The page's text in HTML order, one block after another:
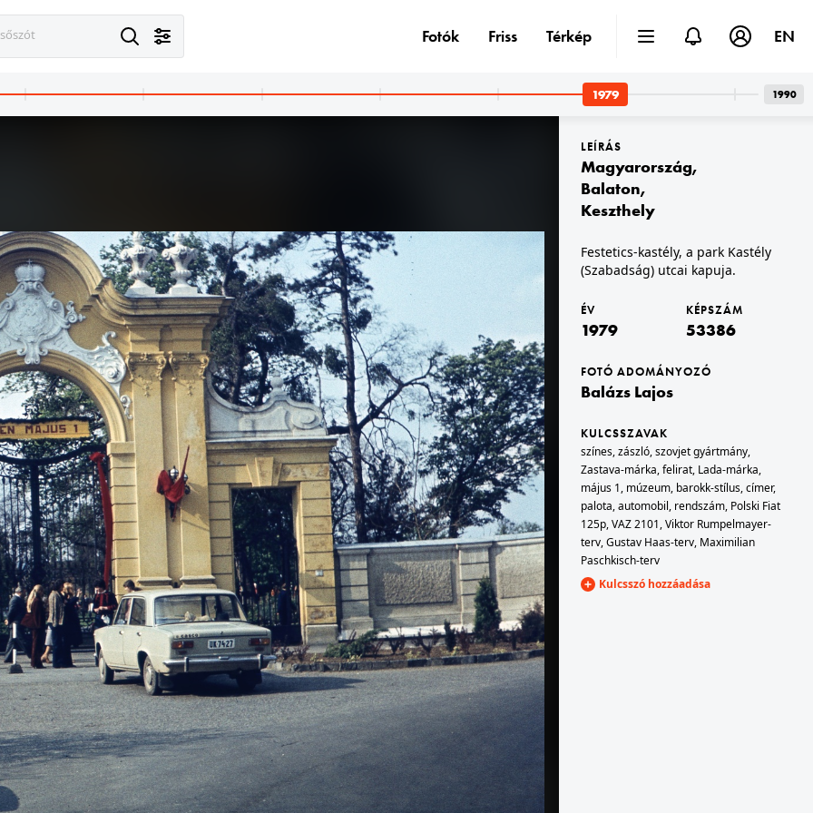
V.
világűrbe című riportműsora, középen Vértessy Sándor riporter, jobb oldalon Almár Iván csillagász.
1979 · Magyarország
Fiatalok órája című műsor, riport Marosán Györggyel. A riporter Novák Henriette, mögötte a szerkesztő Feledy Péter.
az MTV munkatársai helyszíni felvételen.
1979 · Újszilvás
Magyar Rádió Mit üzen a rádió? című műsorának munkatársai riportot készítenek.
1979 · Magyarország
1979 · Magyarország
Szakácsi Sándor színművész.
utca 5-7. Hotel Délibáb.
1979 · Hajdúszoboszló
József Attila utca 5-7., Hotel Délibáb.
1979 · Hajdúszoboszló
József Attila utca 5-7., Hotel Délibáb.
LEÍRÁS
Magyarország,
Balaton,
Keszthely
Festetics-kastély, a park Kastély
(Szabadság) utcai kapuja.
ÉV
1979
KÉPSZÁM
53386
FOTÓ ADOMÁNYOZÓ
Balázs Lajos
KULCSSZAVAK
színes,zászló,szovjet gyártmány,
Zastava-márka,felirat, Lada-márka,
május 1, múzeum, barokk-stílus,címer,
palota,automobil, rendszám, Polski Fiat
125p,VAZ 2101,Viktor Rumpelmayer-
terv,Gustav Haas-terv, Maximilian
Paschkisch-terv
Kulcsszó hozzáadása
Fotók Friss Térkép EN
1990
1979